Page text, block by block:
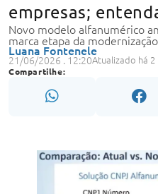
empresas;
Novo modelo alfanumérico
marca etapa da
Luana Fontenele
21/06/2026 . 12:20Atualizado há 2
Compartilhe: